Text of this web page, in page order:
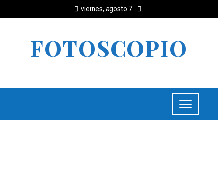
viernes, agosto 7
FOTOSCOPIO